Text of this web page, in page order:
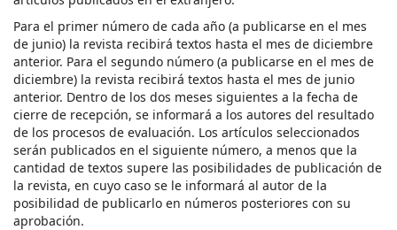
Para el primer número de cada año (a publicarse en el mes
de junio) la revista recibirá textos hasta el mes de diciembre
anterior. Para el segundo número (a publicarse en el mes de
diciembre) la revista recibirá textos hasta el mes de junio
anterior. Dentro de los dos meses siguientes a la fecha de
cierre de recepción, se informará a los autores del resultado
de los procesos de evaluación. Los artículos seleccionados
serán publicados en el siguiente número, a menos que la
cantidad de textos supere las posibilidades de publicación de
la revista, en cuyo caso se le informará al autor de la
posibilidad de publicarlo en números posteriores con su
aprobación.